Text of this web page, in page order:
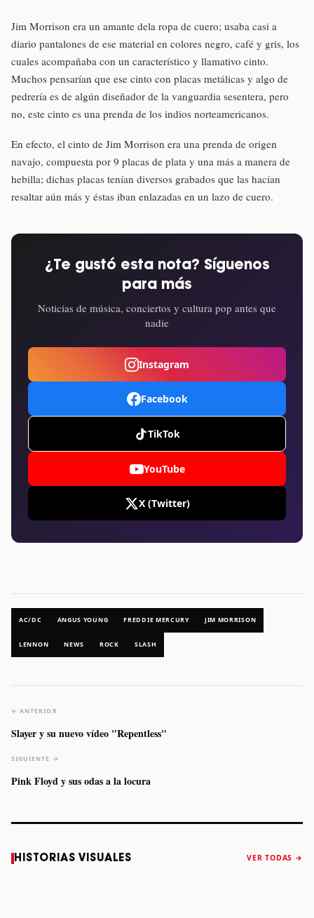
Jim Morrison era un amante dela ropa de cuero; usaba casi a
diario pantalones de ese material en colores negro, café y gris, los
cuales acompañaba con un característico y llamativo cinto.
Muchos pensarían que ese cinto con placas metálicas y algo de
pedrería es de algún diseñador de la vanguardia sesentera, pero
no, este cinto es una prenda de los indios norteamericanos.
En efecto, el cinto de Jim Morrison era una prenda de origen
navajo, compuesta por 9 placas de plata y una más a manera de
hebilla; dichas placas tenían diversos grabados que las hacían
resaltar aún más y éstas iban enlazadas en un lazo de cuero.
¿Te gustó esta nota? Síguenos
para más
Noticias de música, conciertos y cultura pop antes que
nadie
Instagram
Facebook
TikTok
YouTube
X (Twitter)
AC/DC ANGUS YOUNG FREDDIE MERCURY JIM MORRISON
LENNON NEWS ROCK SLASH
← ANTERIOR
Slayer y su nuevo vídeo "Repentless"
SIGUIENTE →
Pink Floyd y sus odas a la locura
HISTORIAS VISUALES VER TODAS →
Caifanes regresa
a Monterrey el
Fallece Felipe
Staiti, guitarrista
anuncia “Reality